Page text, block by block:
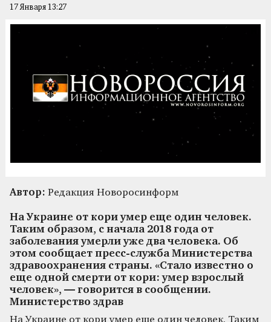
17 Января 13:27
Автор: Редакция Новоросинформ
На Украине от кори умер еще один человек.
Таким образом, с начала 2018 года от
заболевания умерли уже два человека. Об
этом сообщает пресс-служба Министерства
здравоохранения страны. «Стало известно о
еще одной смерти от кори: умер взрослый
человек», — говорится в сообщении.
Министерство здрав
На Украине от кори умер еще один человек. Таким